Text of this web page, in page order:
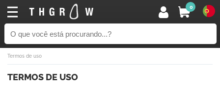
0
Termos de uso
TERMOS DE USO